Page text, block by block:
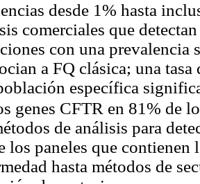
desde 1% hasta
comerciales que
con una prevalencia
a FQ clásica; una
específica
genes CFTR en 81% de
de análisis para
los paneles que contienen
hasta métodos de